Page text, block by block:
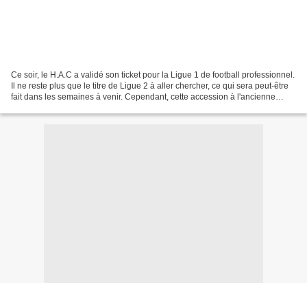
Ce soir, le H.A.C a validé son ticket pour la Ligue 1 de football professionnel.
Il ne reste plus que le titre de Ligue 2 à aller chercher, ce qui sera peut-être
fait dans les semaines à venir. Cependant, cette accession à l'ancienne